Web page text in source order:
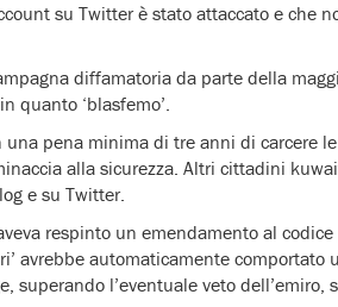
su Twitter è stato attaccato e che
diffamatoria da parte della
quanto ‘blasfemo’.
una pena minima di tre anni di carcere le
alla sicurezza. Altri cittadini
e su Twitter.
respinto un emendamento al
avrebbe automaticamente comportato
superando l’eventuale veto dell’emiro,